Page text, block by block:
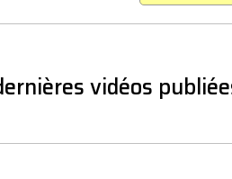
vidéos